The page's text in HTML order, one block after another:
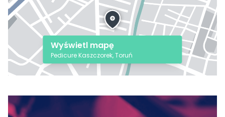
Wyświetl mapę
Pedicure Kaszczorek, Toruń